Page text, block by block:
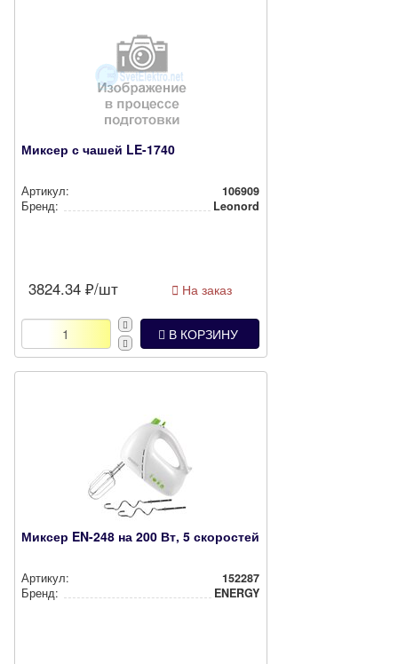
Миксер с чашей LE-1740
Артикул:
106909
Бренд:
Leonord
3824.34 ₽/шт На заказ
В КОРЗИНУ
Миксер EN-248 на 200 Вт, 5 скоростей
Артикул:
152287
Бренд:
ENERGY